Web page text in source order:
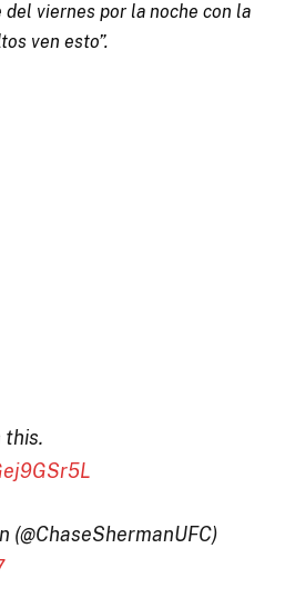
del viernes por la noche con la
ven esto”.
this.